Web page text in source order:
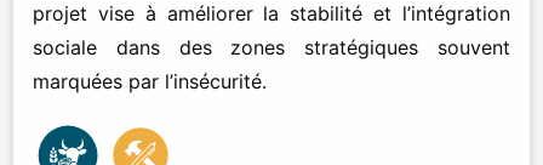
projet vise à améliorer la stabilité et l’intégration
sociale dans des zones stratégiques souvent
marquées par l’insécurité.